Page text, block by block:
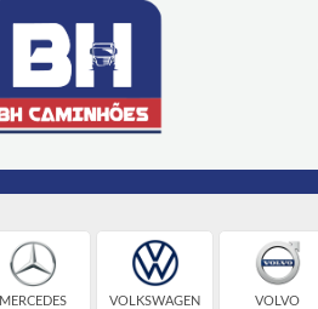
MERCEDES VOLKSWAGEN VOLVO